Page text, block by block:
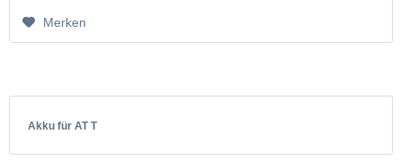
Merken
Akku für AT T